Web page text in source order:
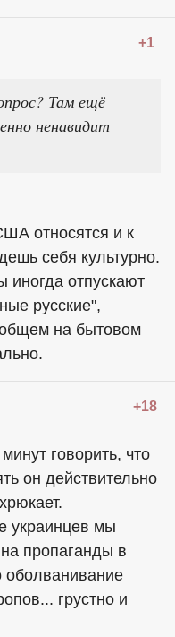
+1
Там ещё
ненавидит
относятся и к
себя культурно.
иногда отпускают
русские",
на бытовом
+18
говорить, что
он действительно
украинцев мы
пропаганды в
оболванивание
грустно и